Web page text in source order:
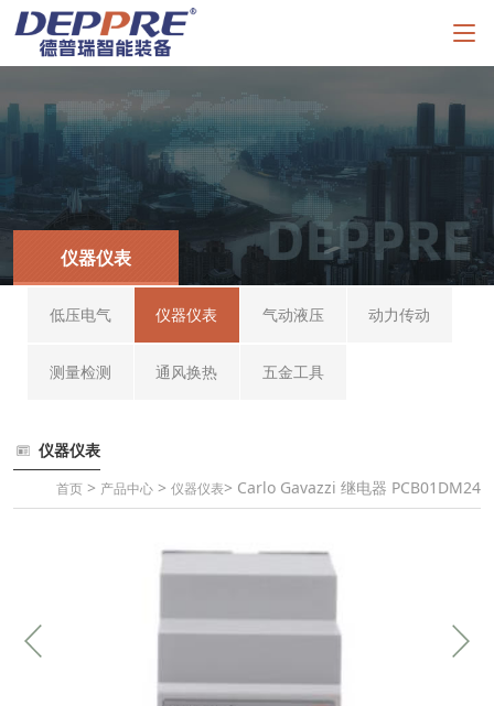
仪器仪表
低压电气 仪器仪表 气动液压 动力传动
测量检测 通风换热 五金工具
仪器仪表
首页 > 产品中心 > 仪器仪表> Carlo Gavazzi 继电器 PCB01DM24